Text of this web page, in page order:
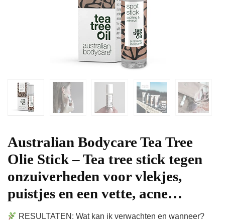
Australian Bodycare Tea Tree
Olie Stick – Tea tree stick tegen
onzuiverheden voor vlekjes,
puistjes en een vette, acne…
RESULTATEN: Wat kan ik verwachten en wanneer?